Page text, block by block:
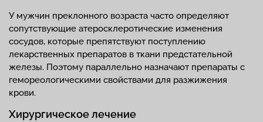
У мужчин преклонного возраста часто определяют
сопутствующие атеросклеротические изменения
сосудов, которые препятствуют поступлению
лекарственных препаратов в ткани предстательной
железы. Поэтому параллельно назначают препараты с
гемореологическими свойствами для разжижения
крови.
Хирургическое лечение